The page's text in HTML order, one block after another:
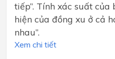
tiếp”. Tính xác suất của
hiện của đồng xu ở cả
nhau”.
Xem chi tiết